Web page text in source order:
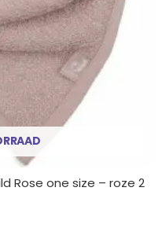
Rose one size – roze 2